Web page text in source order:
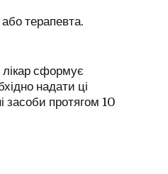
терапевта.
сформує
надати ці
засоби протягом 10